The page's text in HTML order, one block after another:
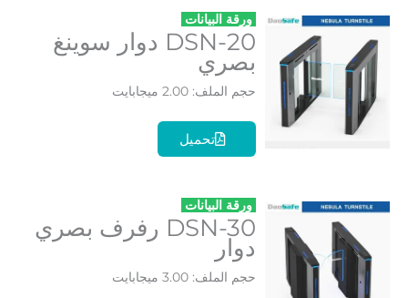
ورقة البيانات
DSN-20 دوار سوينغ
بصري
حجم الملف: 2.00 ميجابايت
تحميل
ورقة البيانات
DSN-30 رفرف بصري
دوار
حجم الملف: 3.00 ميجابايت